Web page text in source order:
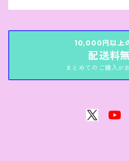
10,000円以上
配送料
まとめてのご購入が